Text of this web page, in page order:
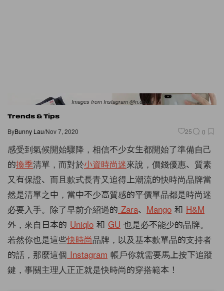
Images from Instagram @n.etsuu
Trends & Tips
ByBunny Lau/Nov 7, 2020 25 0
感受到氣候開始驟降，相信不少女生都開始了準備自己
的換季清單，而對於小資時尚迷來說，價錢優惠、質素
又有保證、而且款式長青又追得上潮流的快時尚品牌當
然是清單之中，當中不少高質感的平價單品都是時尚迷
必要入手。除了早前介紹過的 Zara、 Mango 和 H&M
外，來自日本的 Uniqlo 和 GU 也是必不能少的品牌。
若然你也是這些快時尚品牌，以及基本款單品的支持者
的話，那麼這個 Instagram 帳戶你就需要馬上按下追蹤
鍵，事關主理人正正就是快時尚的穿搭範本！